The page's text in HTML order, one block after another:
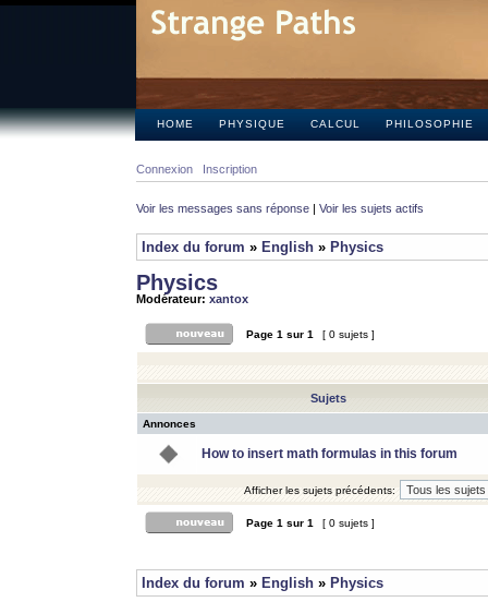
HOME PHYSIQUE CALCUL PHILOSOPHIE
Connexion Inscription
Voir les messages sans réponse | Voir les sujets actifs
Index du forum » English » Physics
Physics
Modérateur: xantox
Page 1 sur 1 [ 0 sujets ]
Sujets
Annonces
How to insert math formulas in this forum
Afficher les sujets précédents:
Page 1 sur 1 [ 0 sujets ]
Index du forum » English » Physics